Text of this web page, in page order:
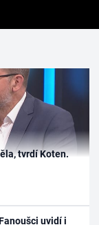
tvrdí Koten.
uvidí i